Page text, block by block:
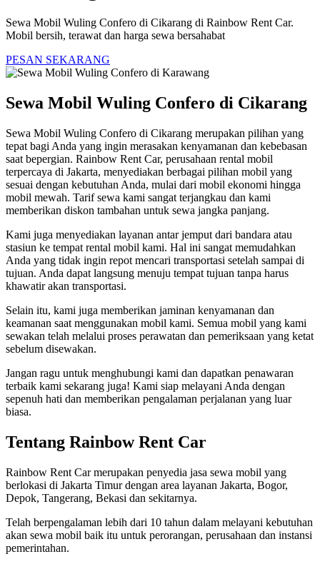
Sewa Mobil Wuling Confero di Cikarang di Rainbow Rent Car.
Mobil bersih, terawat dan harga sewa bersahabat
PESAN SEKARANG
Sewa Mobil Wuling Confero di Cikarang
Sewa Mobil Wuling Confero di Cikarang merupakan pilihan yang
tepat bagi Anda yang ingin merasakan kenyamanan dan kebebasan
saat bepergian. Rainbow Rent Car, perusahaan rental mobil
terpercaya di Jakarta, menyediakan berbagai pilihan mobil yang
sesuai dengan kebutuhan Anda, mulai dari mobil ekonomi hingga
mobil mewah. Tarif sewa kami sangat terjangkau dan kami
memberikan diskon tambahan untuk sewa jangka panjang.
Kami juga menyediakan layanan antar jemput dari bandara atau
stasiun ke tempat rental mobil kami. Hal ini sangat memudahkan
Anda yang tidak ingin repot mencari transportasi setelah sampai di
tujuan. Anda dapat langsung menuju tempat tujuan tanpa harus
khawatir akan transportasi.
Selain itu, kami juga memberikan jaminan kenyamanan dan
keamanan saat menggunakan mobil kami. Semua mobil yang kami
sewakan telah melalui proses perawatan dan pemeriksaan yang ketat
sebelum disewakan.
Jangan ragu untuk menghubungi kami dan dapatkan penawaran
terbaik kami sekarang juga! Kami siap melayani Anda dengan
sepenuh hati dan memberikan pengalaman perjalanan yang luar
biasa.
Tentang Rainbow Rent Car
Rainbow Rent Car merupakan penyedia jasa sewa mobil yang
berlokasi di Jakarta Timur dengan area layanan Jakarta, Bogor,
Depok, Tangerang, Bekasi dan sekitarnya.
Telah berpengalaman lebih dari 10 tahun dalam melayani kebutuhan
akan sewa mobil baik itu untuk perorangan, perusahaan dan instansi
pemerintahan.